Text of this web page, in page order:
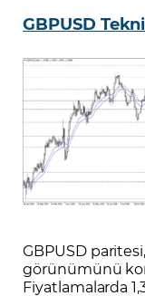
GBPUSD
GBPUSD
görünümünü
Fiyatlamalarda